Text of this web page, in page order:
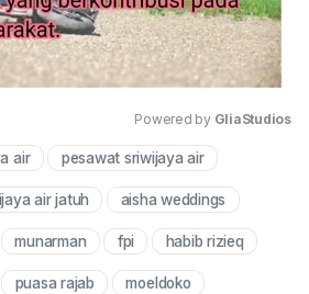
Mute
Powered by GliaStudios
air pesawat sriwijaya air
air jatuh aisha weddings
munarman fpi habib rizieq
puasa rajab moeldoko